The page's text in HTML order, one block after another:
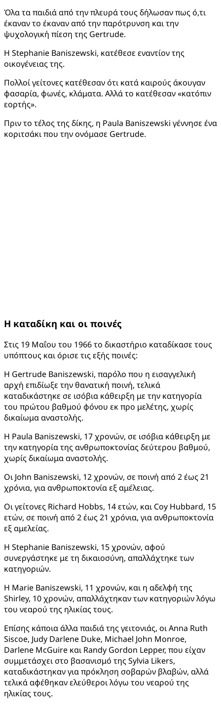
Όλα τα παιδιά από την πλευρά τους δήλωσαν πως ό,τι
έκαναν το έκαναν από την παρότρυνση και την
ψυχολογική πίεση της Gertrude.
Η Stephanie Baniszewski, κατέθεσε εναντίον της
οικογένειας της.
Πολλοί γείτονες κατέθεσαν ότι κατά καιρούς άκουγαν
φασαρία, φωνές, κλάματα. Αλλά το κατέθεσαν «κατόπιν
εορτής».
Πριν το τέλος της δίκης, η Paula Baniszewski γέννησε ένα
κοριτσάκι που την ονόμασε Gertrude.
Η καταδίκη και οι ποινές
Στις 19 Μαΐου του 1966 το δικαστήριο καταδίκασε τους
υπόπτους και όρισε τις εξής ποινές:
Η Gertrude Baniszewski, παρόλο που η εισαγγελική
αρχή επιδίωξε την θανατική ποινή, τελικά
καταδικάστηκε σε ισόβια κάθειρξη με την κατηγορία
του πρώτου βαθμού φόνου εκ προ μελέτης, χωρίς
δικαίωμα αναστολής.
Η Paula Baniszewski, 17 χρονών, σε ισόβια κάθειρξη με
την κατηγορία της ανθρωποκτονίας δεύτερου βαθμού,
χωρίς δικαίωμα αναστολής.
Οι John Baniszewski, 12 χρονών, σε ποινή από 2 έως 21
χρόνια, για ανθρωποκτονία εξ αμέλειας.
Οι γείτονες Richard Hobbs, 14 ετών, και Coy Hubbard, 15
ετών, σε ποινή από 2 έως 21 χρόνια, για ανθρωποκτονία
εξ αμελείας.
Η Stephanie Baniszewski, 15 χρονών, αφού
συνεργάστηκε με τη δικαιοσύνη, απαλλάχτηκε των
κατηγοριών.
Η Marie Baniszewski, 11 χρονών, και η αδελφή της
Shirley, 10 χρονών, απαλλάχτηκαν των κατηγοριών λόγω
του νεαρού της ηλικίας τους.
Επίσης κάποια άλλα παιδιά της γειτονιάς, οι Anna Ruth
Siscoe, Judy Darlene Duke, Michael John Monroe,
Darlene McGuire και Randy Gordon Lepper, που είχαν
συμμετάσχει στο βασανισμό της Sylvia Likers,
καταδικάστηκαν για πρόκληση σοβαρών βλαβών, αλλά
τελικά αφέθηκαν ελεύθεροι λόγω του νεαρού της
ηλικίας τους.